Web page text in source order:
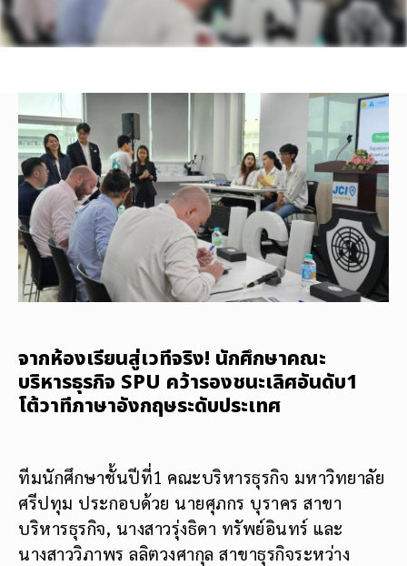
จากห้องเรียนสู่เวทีจริง! นักศึกษาคณะ
บริหารธุรกิจ SPU คว้ารองชนะเลิศอันดับ1
โต้วาทีภาษาอังกฤษระดับประเทศ
ทีมนักศึกษาชั้นปีที่1 คณะบริหารธุรกิจ มหาวิทยาลัย
ศรีปทุม ประกอบด้วย นายศุภกร บุราคร สาขา
บริหารธุรกิจ, นางสาวรุ่งธิดา ทรัพย์อินทร์ และ
นางสาววิภาพร ลลิตวงศากุล สาขาธุรกิจระหว่าง